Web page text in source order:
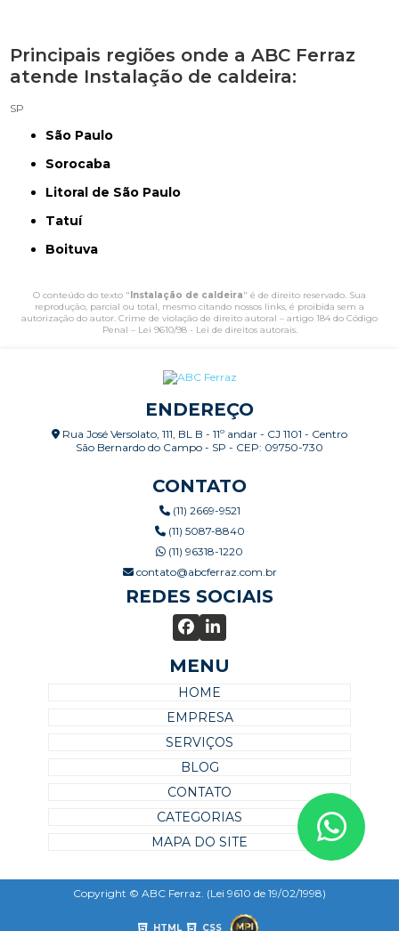
Principais regiões onde a ABC Ferraz
atende Instalação de caldeira:
SP
São Paulo
Sorocaba
Litoral de São Paulo
Tatuí
Boituva
O conteúdo do texto "Instalação de caldeira" é de direito reservado. Sua
reprodução, parcial ou total, mesmo citando nossos links, é proibida sem a
autorização do autor. Crime de violação de direito autoral – artigo 184 do Código
Penal – Lei 9610/98 - Lei de direitos autorais.
ENDEREÇO
Rua José Versolato, 111, BL B - 11º andar - CJ 1101 - Centro
São Bernardo do Campo - SP - CEP: 09750-730
CONTATO
(11) 2669-9521
(11) 5087-8840
(11) 96318-1220
contato@abcferraz.com.br
REDES SOCIAIS
MENU
HOME
EMPRESA
SERVIÇOS
BLOG
CONTATO
CATEGORIAS
MAPA DO SITE
Copyright © ABC Ferraz. (Lei 9610 de 19/02/1998)
HTML CSS